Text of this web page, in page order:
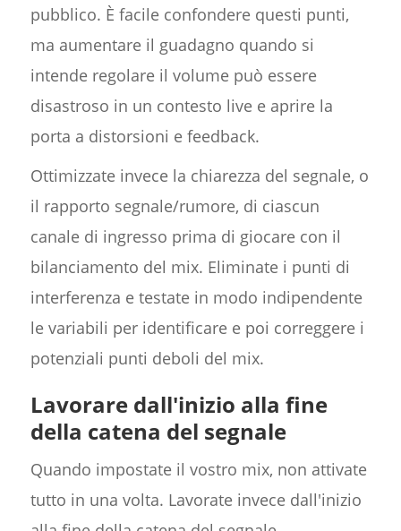
pubblico. È facile confondere questi punti,
ma aumentare il guadagno quando si
intende regolare il volume può essere
disastroso in un contesto live e aprire la
porta a distorsioni e feedback.
Ottimizzate invece la chiarezza del segnale, o
il rapporto segnale/rumore, di ciascun
canale di ingresso prima di giocare con il
bilanciamento del mix. Eliminate i punti di
interferenza e testate in modo indipendente
le variabili per identificare e poi correggere i
potenziali punti deboli del mix.
Lavorare dall'inizio alla fine
della catena del segnale
Quando impostate il vostro mix, non attivate
tutto in una volta. Lavorate invece dall'inizio